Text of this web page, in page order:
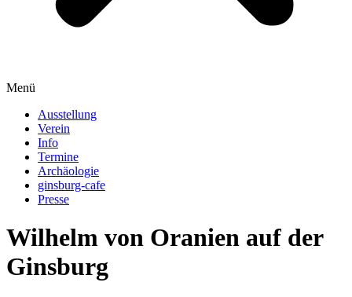
Menü
Ausstellung
Verein
Info
Termine
Archäologie
ginsburg-cafe
Presse
Wilhelm von Oranien auf der
Ginsburg